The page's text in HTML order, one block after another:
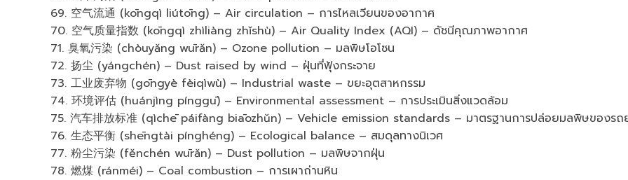
69. 空气流通 (kōngqì liútōng) – Air circulation – การไหลเวียนของอากาศ
70. 空气质量指数 (kōngqì zhìliàng zhǐshù) – Air Quality Index (AQI) – ดัชนีคุณภาพอากาศ
71. 臭氧污染 (chòuyǎng wūrǎn) – Ozone pollution – มลพิษโอโซน
72. 扬尘 (yángchén) – Dust raised by wind – ฝุ่นที่ฟุ้งกระจาย
73. 工业废弃物 (gōngyè fèiqìwù) – Industrial waste – ขยะอุตสาหกรรม
74. 环境评估 (huánjìng pínggū) – Environmental assessment – การประเมินสิ่งแวดล้อม
75. 汽车排放标准 (qìchē páifàng biāozhǔn) – Vehicle emission standards – มาตรฐานการปล่อยมลพิษของร
76. 生态平衡 (shēngtài pínghéng) – Ecological balance – สมดุลทางนิเวศ
77. 粉尘污染 (fěnchén wūrǎn) – Dust pollution – มลพิษจากฝุ่น
78. 燃煤 (ránméi) – Coal combustion – การเผาถ่านหิน